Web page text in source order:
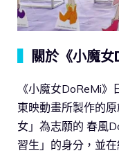
關於《小魔
《小魔女DoReMi
東映動畫所製作的
女」為志願的 春風
習生」的身分，並